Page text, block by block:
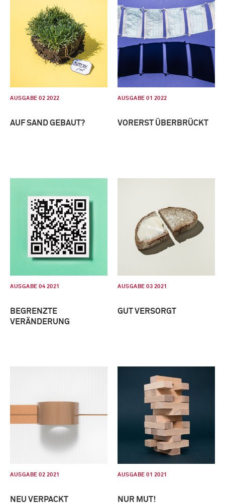
AUSGABE 02 2022
AUF SAND GEBAUT?
AUSGABE 01 2022
VORERST ÜBERBRÜCKT
AUSGABE 04 2021
BEGRENZTE
VERÄNDERUNG
AUSGABE 03 2021
GUT VERSORGT
AUSGABE 02 2021
NEU VERPACKT
AUSGABE 01 2021
NUR MUT!